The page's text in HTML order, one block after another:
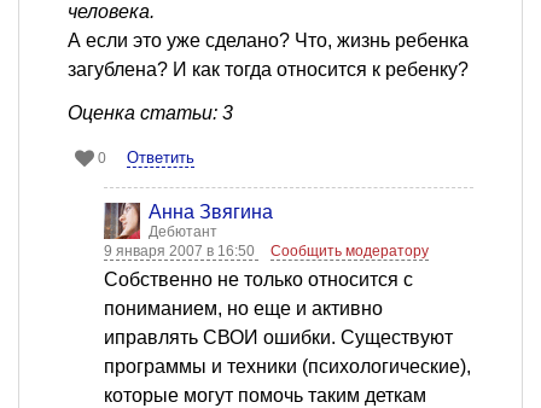
человека.
А если это уже сделано? Что, жизнь ребенка
загублена? И как тогда относится к ребенку?
Оценка статьи: 3
0 Ответить
Анна Звягина
Дебютант
9 января 2007 в 16:50
Сообщить модератору
Собственно не только относится с
пониманием, но еще и активно
иправлять СВОИ ошибки. Существуют
программы и техники (психологические),
которые могут помочь таким деткам